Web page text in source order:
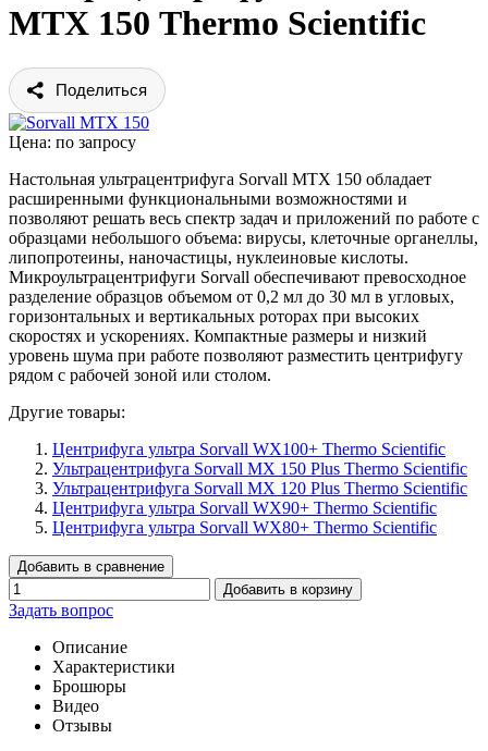
МТХ 150 Thermo Scientific
Поделиться
Цена: по запросу
Настольная ультрацентрифуга Sorvall МТХ 150 обладает
расширенными функциональными возможностями и
позволяют решать весь спектр задач и приложений по работе с
образцами небольшого объема: вирусы, клеточные органеллы,
липопротеины, наночастицы, нуклеиновые кислоты.
Микроультрацентрифуги Sorvall обеспечивают превосходное
разделение образцов объемом от 0,2 мл до 30 мл в угловых,
горизонтальных и вертикальных роторах при высоких
скоростях и ускорениях. Компактные размеры и низкий
уровень шума при работе позволяют разместить центрифугу
рядом с рабочей зоной или столом.
Другие товары:
Центрифуга ультра Sorvall WX100+ Thermo Scientific
Ультрацентрифуга Sorvall МХ 150 Plus Thermo Scientific
Ультрацентрифуга Sorvall МХ 120 Plus Thermo Scientific
Центрифуга ультра Sorvall WX90+ Thermo Scientific
Центрифуга ультра Sorvall WX80+ Thermo Scientific
Добавить в сравнение
Добавить в корзину
Задать вопрос
Описание
Характеристики
Брошюры
Видео
Отзывы